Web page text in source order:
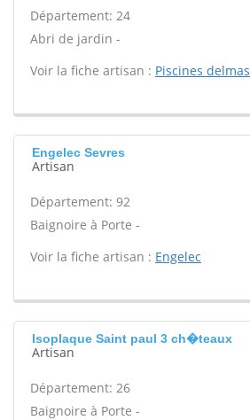
Département: 24
Abri de jardin -
Voir la fiche artisan : Piscines delmas
Engelec Sevres
Artisan
Département: 92
Baignoire à Porte -
Voir la fiche artisan : Engelec
Isoplaque Saint paul 3 ch�teaux
Artisan
Département: 26
Baignoire à Porte -